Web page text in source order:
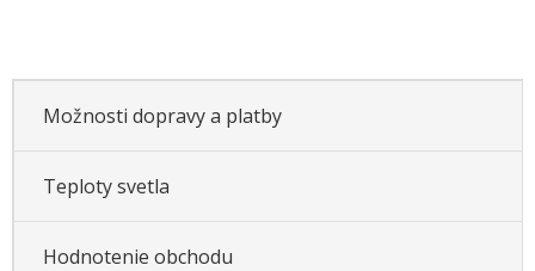
Možnosti dopravy a platby
Teploty svetla
Hodnotenie obchodu